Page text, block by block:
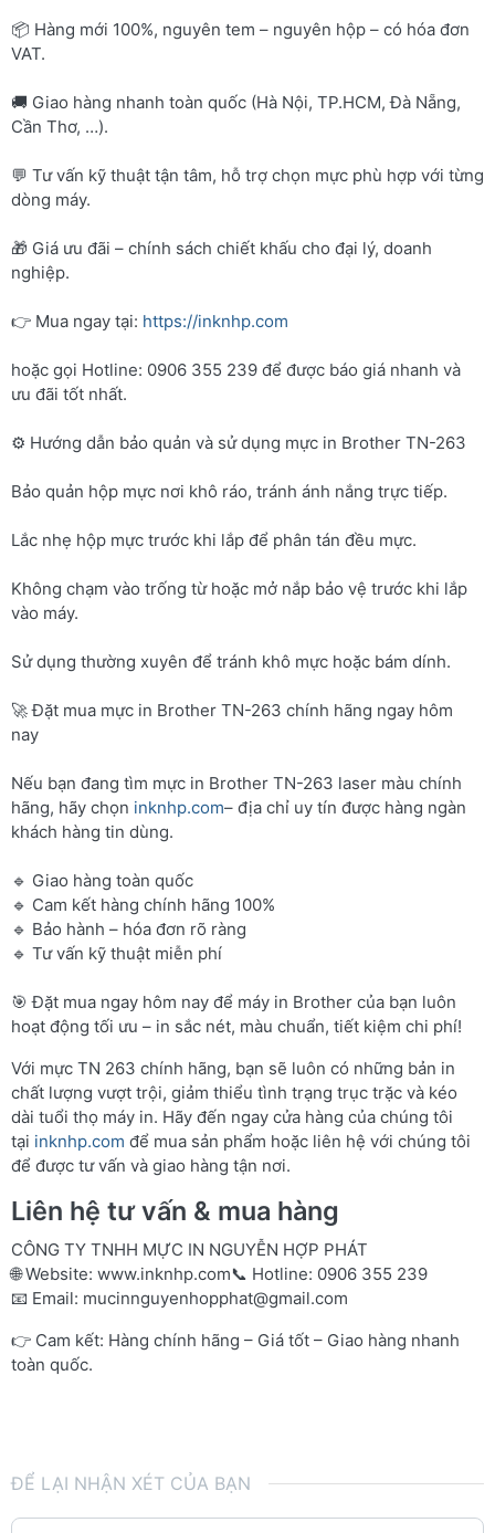
📦 Hàng mới 100%, nguyên tem – nguyên hộp – có hóa đơn
VAT.
🚚 Giao hàng nhanh toàn quốc (Hà Nội, TP.HCM, Đà Nẵng,
Cần Thơ, …).
💬 Tư vấn kỹ thuật tận tâm, hỗ trợ chọn mực phù hợp với từng
dòng máy.
🎁 Giá ưu đãi – chính sách chiết khấu cho đại lý, doanh
nghiệp.
👉 Mua ngay tại: https://inknhp.com
hoặc gọi Hotline: 0906 355 239 để được báo giá nhanh và
ưu đãi tốt nhất.
⚙️ Hướng dẫn bảo quản và sử dụng mực in Brother TN-263
Bảo quản hộp mực nơi khô ráo, tránh ánh nắng trực tiếp.
Lắc nhẹ hộp mực trước khi lắp để phân tán đều mực.
Không chạm vào trống từ hoặc mở nắp bảo vệ trước khi lắp
vào máy.
Sử dụng thường xuyên để tránh khô mực hoặc bám dính.
🚀 Đặt mua mực in Brother TN-263 chính hãng ngay hôm
nay
Nếu bạn đang tìm mực in Brother TN-263 laser màu chính
hãng, hãy chọn inknhp.com– địa chỉ uy tín được hàng ngàn
khách hàng tin dùng.
🔹 Giao hàng toàn quốc
🔹 Cam kết hàng chính hãng 100%
🔹 Bảo hành – hóa đơn rõ ràng
🔹 Tư vấn kỹ thuật miễn phí
🎯 Đặt mua ngay hôm nay để máy in Brother của bạn luôn
hoạt động tối ưu – in sắc nét, màu chuẩn, tiết kiệm chi phí!
Với mực TN 263 chính hãng, bạn sẽ luôn có những bản in
chất lượng vượt trội, giảm thiểu tình trạng trục trặc và kéo
dài tuổi thọ máy in. Hãy đến ngay cửa hàng của chúng tôi
tại inknhp.com để mua sản phẩm hoặc liên hệ với chúng tôi
để được tư vấn và giao hàng tận nơi.
Liên hệ tư vấn & mua hàng
CÔNG TY TNHH MỰC IN NGUYỄN HỢP PHÁT
🌐 Website: www.inknhp.com📞 Hotline: 0906 355 239
📧 Email: mucinnguyenhopphat@gmail.com
👉 Cam kết: Hàng chính hãng – Giá tốt – Giao hàng nhanh
toàn quốc.
ĐỂ LẠI NHẬN XÉT CỦA BẠN